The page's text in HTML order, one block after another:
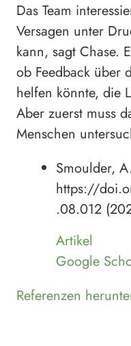
Das Team
Versagen unter
kann, sagt Chase.
ob Feedback über
helfen könnte, die
Aber zuerst muss
Menschen
Smoulder,
https://
.08.012
Artikel
Google
Referenzen